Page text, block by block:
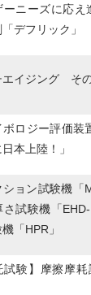
ーニーズに応
デフリック」
エイジング そ
ボロジー評価装
本上陸！」
ション試験機
さ試験機「
「HPR」
試験】摩擦摩